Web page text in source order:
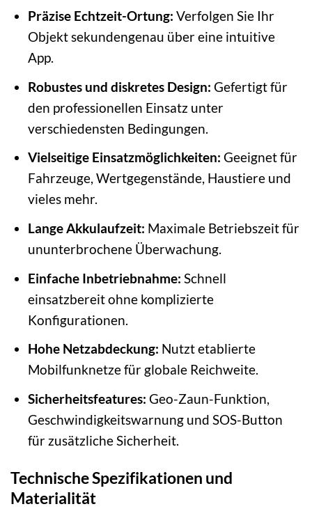
Präzise Echtzeit-Ortung: Verfolgen Sie Ihr
Objekt sekundengenau über eine intuitive
App.
Robustes und diskretes Design: Gefertigt für
den professionellen Einsatz unter
verschiedensten Bedingungen.
Vielseitige Einsatzmöglichkeiten: Geeignet für
Fahrzeuge, Wertgegenstände, Haustiere und
vieles mehr.
Lange Akkulaufzeit: Maximale Betriebszeit für
ununterbrochene Überwachung.
Einfache Inbetriebnahme: Schnell
einsatzbereit ohne komplizierte
Konfigurationen.
Hohe Netzabdeckung: Nutzt etablierte
Mobilfunknetze für globale Reichweite.
Sicherheitsfeatures: Geo-Zaun-Funktion,
Geschwindigkeitswarnung und SOS-Button
für zusätzliche Sicherheit.
Technische Spezifikationen und
Materialität